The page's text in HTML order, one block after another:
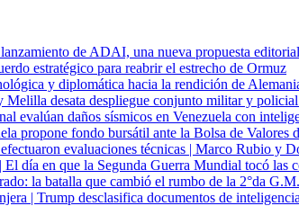
de ADAI, una nueva propuesta
estratégico para reabrir el estrecho de Ormuz
y diplomática hacia la rendición de
Melilla desata despliegue conjunto militar y
evalúan daños sísmicos en Venezuela con
propone fondo bursátil ante la Bolsa de Valores
evaluaciones técnicas | Marco Rubio y
día en que la Segunda Guerra Mundial tocó las
la batalla que cambió el rumbo de la 2°da
| Trump desclasifica documentos de